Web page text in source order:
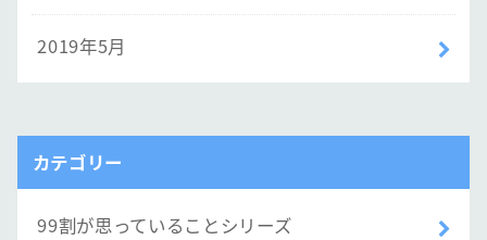
2019年5月
カテゴリー
99割が思っていることシリーズ